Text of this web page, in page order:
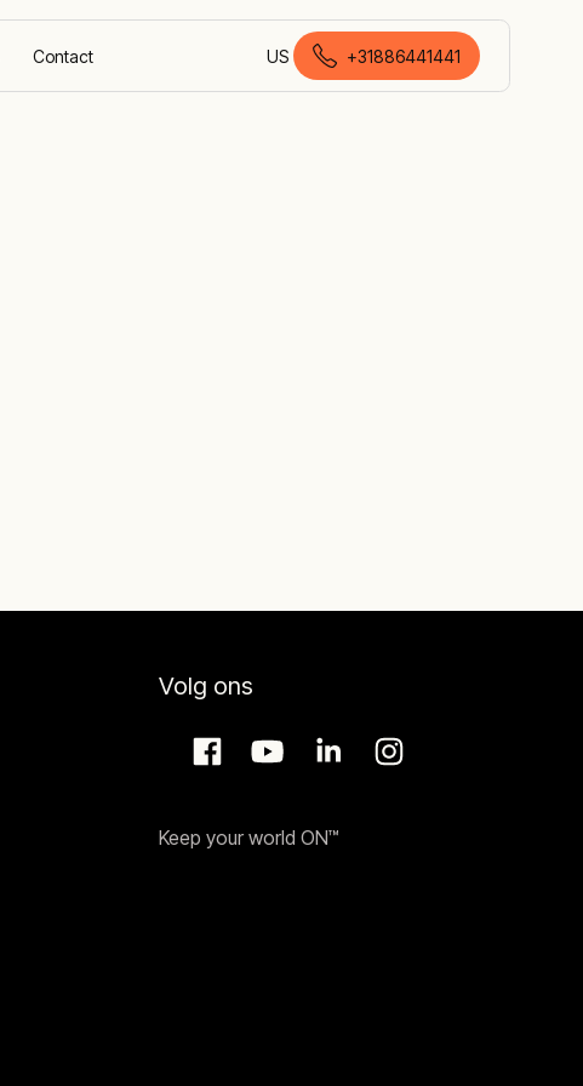
Contact US
Nederlands (Nederland)
+31886441441
Volg ons
Keep your world ON™